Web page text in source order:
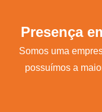
Presença
Somos uma
possuímos a